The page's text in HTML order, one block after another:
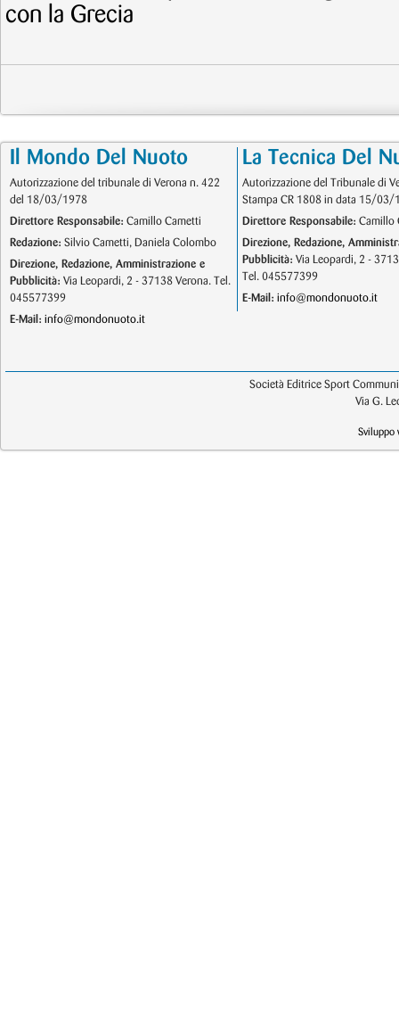
con la Grecia
Il Mondo Del Nuoto
Autorizzazione del tribunale di Verona n. 422
del 18/03/1978
Direttore Responsabile: Camillo Cametti
Redazione: Silvio Cametti, Daniela Colombo
Direzione, Redazione, Amministrazione e
Pubblicità: Via Leopardi, 2 - 37138 Verona. Tel.
045577399
E-Mail: info@mondonuoto.it
La Tecnica Del
Autorizzazione del Tribunale di
Stampa CR 1808 in data 15/03/
Direttore Responsabile: Camillo
Direzione, Redazione,
Pubblicità: Via Leopardi, 2 -
Tel. 045577399
E-Mail: info@mondonuoto.it
Società Editrice Sport
Via G.
Sviluppo